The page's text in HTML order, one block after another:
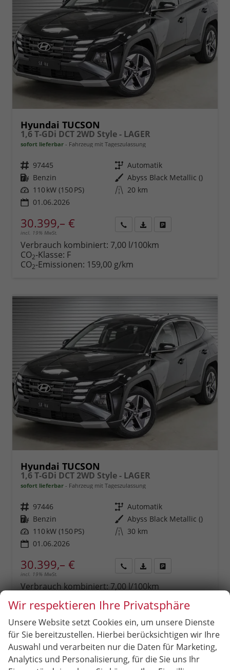
Hyundai TUCSON
1,6 T-GDi DCT 2WD Style - LAGER
sofort lieferbar Fahrzeug mit Tageszulassung
Fahrzeugnr. 97445 Getriebe Automatik
Kraftstoff Benzin Außenfarbe Abyss Black Metallic ()
Leistung 110 kW (150 PS) Kilometerstand 20 km
01.06.2026
30.399,– €
incl. 19% MwSt.
anfordern
Datei,
Verbrauch kombiniert: 7,00 l/100km
CO2-Klasse: F
CO2-Emissionen: 159,00 g/km
Hyundai TUCSON
1,6 T-GDi DCT 2WD Style - LAGER
sofort lieferbar Fahrzeug mit Tageszulassung
Fahrzeugnr. 97446 Getriebe Automatik
Kraftstoff Benzin Außenfarbe Abyss Black Metallic ()
Leistung 110 kW (150 PS) Kilometerstand 30 km
01.06.2026
30.399,– €
incl. 19% MwSt.
anfordern
Datei,
Fahrzeugexposé
drucken
parken
oder
vergleichen
Verbrauch kombiniert:7,00 l/100km
CO 2-Emissionen:159,00 g/km
Wir respektieren Ihre Privatsphäre
Unsere Website setzt Cookies ein, um unsere Dienste
für Sie bereitzustellen. Hierbei berücksichtigen wir Ihre
Auswahl und verarbeiten nur die Daten für Marketing,
Analytics und Personalisierung, für die Sie uns Ihr